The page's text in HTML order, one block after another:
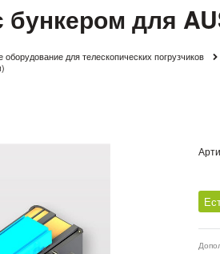
бункером для
оборудование для телескопических погрузчиков